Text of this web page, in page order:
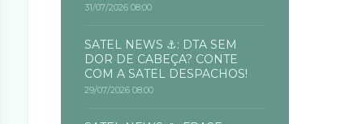
31/07/2026 08:00
SATEL NEWS ⚓: DTA SEM
DOR DE CABEÇA? CONTE
COM A SATEL DESPACHOS!
29/07/2026 08:00